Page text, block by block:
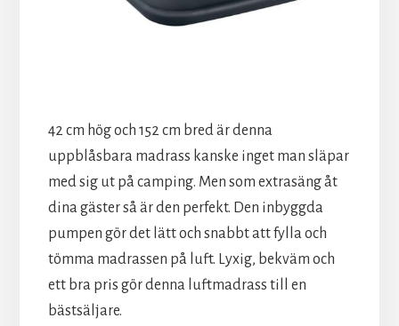
42 cm hög och 152 cm bred är denna
uppblåsbara madrass kanske inget man släpar
med sig ut på camping. Men som extrasäng åt
dina gäster så är den perfekt. Den inbyggda
pumpen gör det lätt och snabbt att fylla och
tömma madrassen på luft. Lyxig, bekväm och
ett bra pris gör denna luftmadrass till en
bästsäljare.